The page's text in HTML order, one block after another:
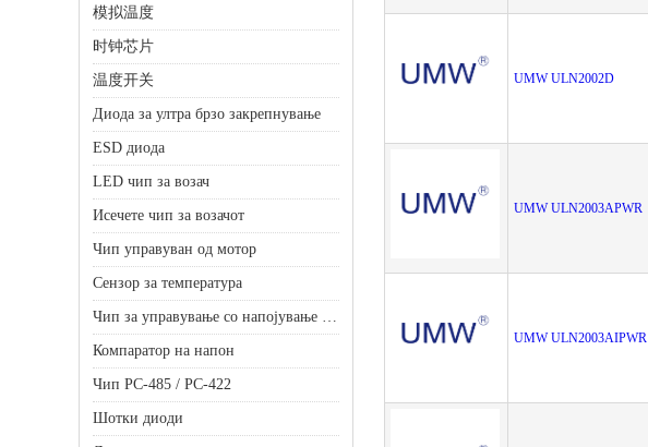
模拟温度
时钟芯片
温度开关
Диода за ултра брзо закрепнување
ESD диода
LED чип за возач
Исечете чип за возачот
Чип управуван од мотор
Сензор за температура
Чип за управување со напојување на батеријата
Компаратор на напон
Чип РС-485 / РС-422
Шотки диоди
UMW ULN2002D
UMW ULN2003APWR
UMW ULN2003AIPWR